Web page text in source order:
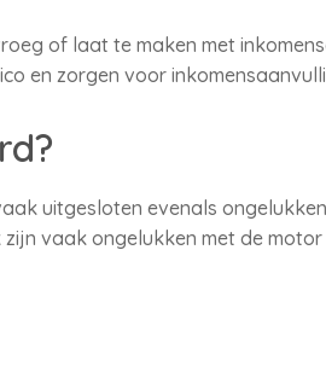
of laat te maken met
en zorgen voor
uitgesloten evenals
vaak ongelukken met de